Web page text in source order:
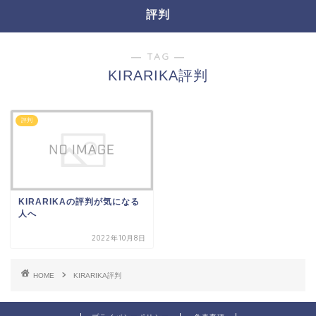
評判
― TAG ―
KIRARIKA評判
評判
KIRARIKAの評判が気になる
人へ
2022年10月8日
HOME KIRARIKA評判